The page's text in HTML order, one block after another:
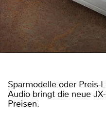
Sparmodelle oder Preis-
Audio bringt die neue
Preisen.